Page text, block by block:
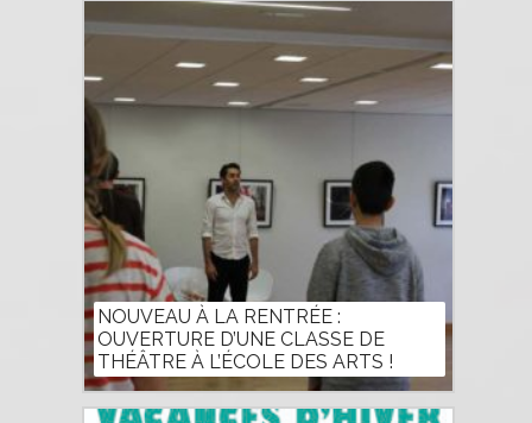
NOUVEAU À LA RENTRÉE :
OUVERTURE D’UNE CLASSE DE
THÉÂTRE À L’ÉCOLE DES ARTS !